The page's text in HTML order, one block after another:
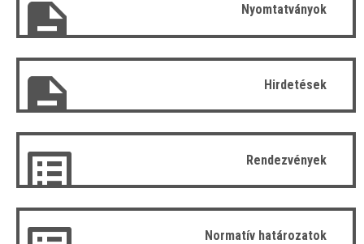
Nyomtatványok
Hirdetések
Rendezvények
Normatív határozatok